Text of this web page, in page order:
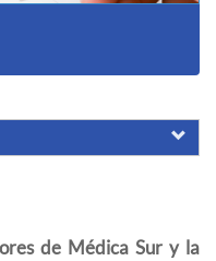
de Médica Sur y la